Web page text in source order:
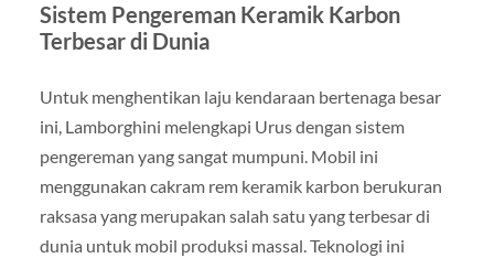
Sistem Pengereman Keramik Karbon
Terbesar di Dunia
Untuk menghentikan laju kendaraan bertenaga besar
ini, Lamborghini melengkapi Urus dengan sistem
pengereman yang sangat mumpuni. Mobil ini
menggunakan cakram rem keramik karbon berukuran
raksasa yang merupakan salah satu yang terbesar di
dunia untuk mobil produksi massal. Teknologi ini